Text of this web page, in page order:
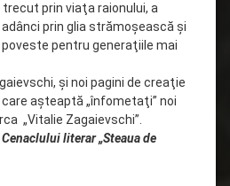
prin viaţa raionului, a
prin glia strămoşească şi
pentru generaţiile mai
şi noi pagini de creaţie
aşteaptă „înfometaţi” noi
„Vitalie Zagaievschi”.
Cenaclului literar „Steaua de